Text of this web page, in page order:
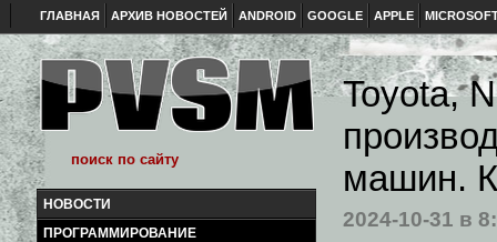
ГЛАВНАЯ АРХИВ НОВОСТЕЙ ANDROID GOOGLE APPLE
НОВОСТИ
ПРОГРАММИРОВАНИЕ
Toyota,
машин.
2024-10-31 в